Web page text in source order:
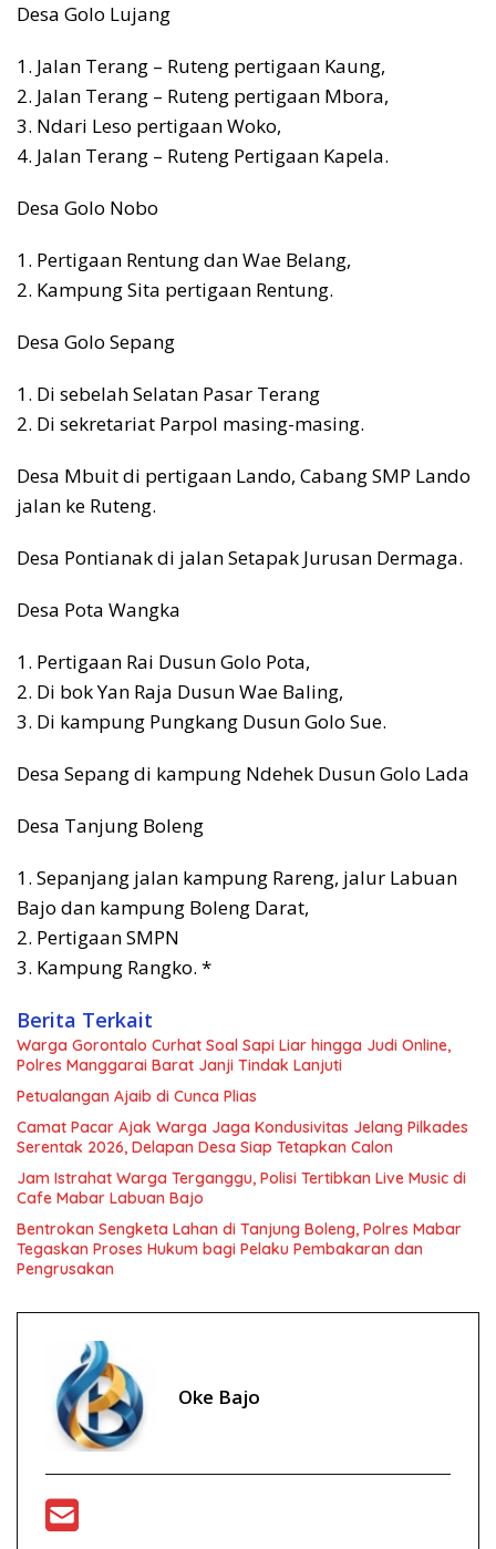
Desa Golo Lujang
1. Jalan Terang – Ruteng pertigaan Kaung,
2. Jalan Terang – Ruteng pertigaan Mbora,
3. Ndari Leso pertigaan Woko,
4. Jalan Terang – Ruteng Pertigaan Kapela.
Desa Golo Nobo
1. Pertigaan Rentung dan Wae Belang,
2. Kampung Sita pertigaan Rentung.
Desa Golo Sepang
1. Di sebelah Selatan Pasar Terang
2. Di sekretariat Parpol masing-masing.
Desa Mbuit di pertigaan Lando, Cabang SMP Lando
jalan ke Ruteng.
Desa Pontianak di jalan Setapak Jurusan Dermaga.
Desa Pota Wangka
1. Pertigaan Rai Dusun Golo Pota,
2. Di bok Yan Raja Dusun Wae Baling,
3. Di kampung Pungkang Dusun Golo Sue.
Desa Sepang di kampung Ndehek Dusun Golo Lada
Desa Tanjung Boleng
1. Sepanjang jalan kampung Rareng, jalur Labuan
Bajo dan kampung Boleng Darat,
2. Pertigaan SMPN
3. Kampung Rangko. *
Berita Terkait
Warga Gorontalo Curhat Soal Sapi Liar hingga Judi Online,
Polres Manggarai Barat Janji Tindak Lanjuti
Petualangan Ajaib di Cunca Plias
Camat Pacar Ajak Warga Jaga Kondusivitas Jelang Pilkades
Serentak 2026, Delapan Desa Siap Tetapkan Calon
Jam Istrahat Warga Terganggu, Polisi Tertibkan Live Music di
Cafe Mabar Labuan Bajo
Bentrokan Sengketa Lahan di Tanjung Boleng, Polres Mabar
Tegaskan Proses Hukum bagi Pelaku Pembakaran dan
Pengrusakan
Oke Bajo